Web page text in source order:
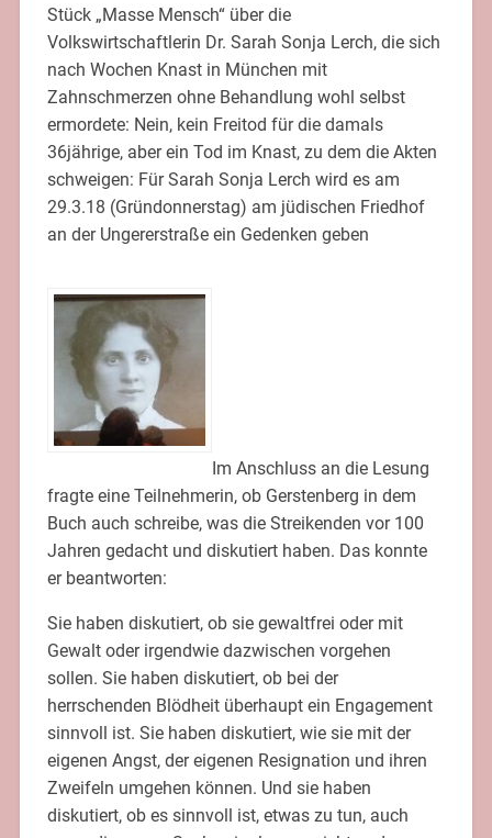
Stück „Masse Mensch“ über die
Volkswirtschaftlerin Dr. Sarah Sonja Lerch, die sich
nach Wochen Knast in München mit
Zahnschmerzen ohne Behandlung wohl selbst
ermordete: Nein, kein Freitod für die damals
36jährige, aber ein Tod im Knast, zu dem die Akten
schweigen: Für Sarah Sonja Lerch wird es am
29.3.18 (Gründonnerstag) am jüdischen Friedhof
an der Ungererstraße ein Gedenken geben
Im Anschluss an die Lesung
fragte eine Teilnehmerin, ob Gerstenberg in dem
Buch auch schreibe, was die Streikenden vor 100
Jahren gedacht und diskutiert haben. Das konnte
er beantworten:
Sie haben diskutiert, ob sie gewaltfrei oder mit
Gewalt oder irgendwie dazwischen vorgehen
sollen. Sie haben diskutiert, ob bei der
herrschenden Blödheit überhaupt ein Engagement
sinnvoll ist. Sie haben diskutiert, wie sie mit der
eigenen Angst, der eigenen Resignation und ihren
Zweifeln umgehen können. Und sie haben
diskutiert, ob es sinnvoll ist, etwas zu tun, auch